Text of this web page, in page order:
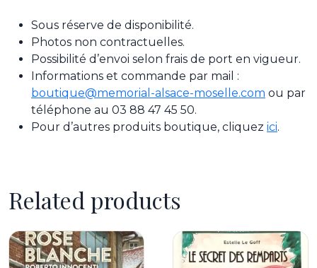
Sous réserve de disponibilité.
Photos non contractuelles.
Possibilité d’envoi selon frais de port en vigueur.
Informations et commande par mail :
boutique@memorial-alsace-moselle.com ou par
téléphone au 03 88 47 45 50.
Pour d’autres produits boutique, cliquez ici.
Related products